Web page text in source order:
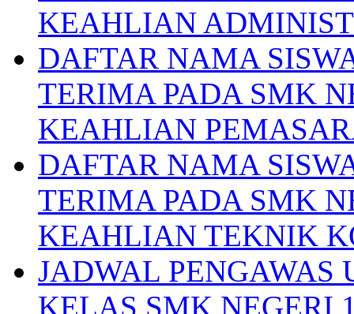
KEAHLIAN
DAFTAR NAMA
TERIMA PADA SMK
KEAHLIAN
DAFTAR NAMA
TERIMA PADA SMK
KEAHLIAN TEKNIK
JADWAL
KELAS SMK NEGERI